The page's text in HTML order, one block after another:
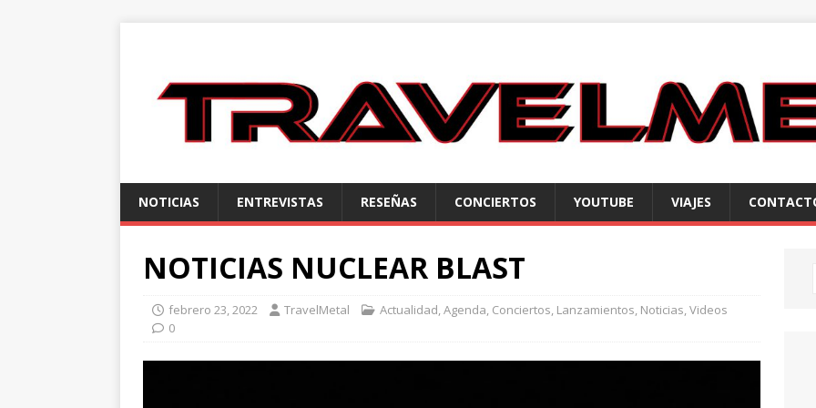
NOTICIAS ENTREVISTAS RESEÑAS CONCIERTOS YOUTUBE VIAJES
NOTICIAS NUCLEAR BLAST
febrero 23, 2022 TravelMetal Actualidad,Agenda, Conciertos, Lanzamientos, Noticias,Videos
0